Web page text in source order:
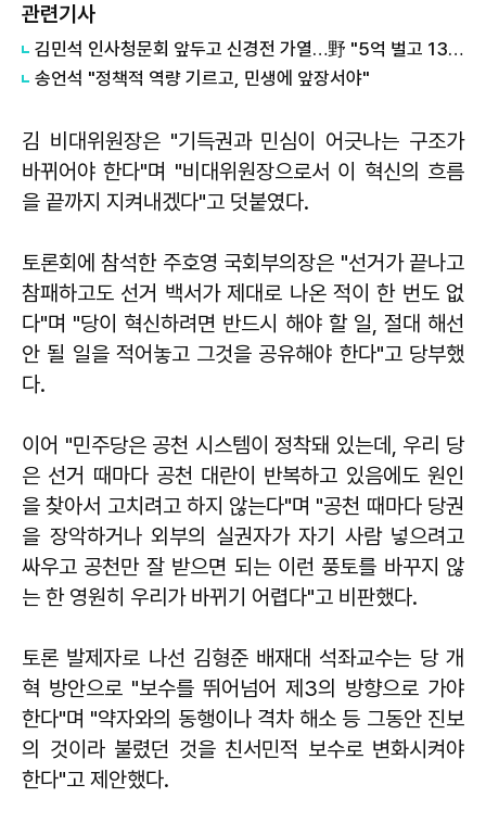
관련기사
김민석 인사청문회 앞두고 신경전 가열…野 "5억 벌고 13억 써" vs 與 "소명 가능"
송언석 "정책적 역량 기르고, 민생에 앞장서야"
김 비대위원장은 "기득권과 민심이 어긋나는 구조가
바뀌어야 한다"며 "비대위원장으로서 이 혁신의 흐름
을 끝까지 지켜내겠다"고 덧붙였다.
토론회에 참석한 주호영 국회부의장은 "선거가 끝나고
참패하고도 선거 백서가 제대로 나온 적이 한 번도 없
다"며 "당이 혁신하려면 반드시 해야 할 일, 절대 해선
안 될 일을 적어놓고 그것을 공유해야 한다"고 당부했
다.
이어 "민주당은 공천 시스템이 정착돼 있는데, 우리 당
은 선거 때마다 공천 대란이 반복하고 있음에도 원인
을 찾아서 고치려고 하지 않는다"며 "공천 때마다 당권
을 장악하거나 외부의 실권자가 자기 사람 넣으려고
싸우고 공천만 잘 받으면 되는 이런 풍토를 바꾸지 않
는 한 영원히 우리가 바뀌기 어렵다"고 비판했다.
토론 발제자로 나선 김형준 배재대 석좌교수는 당 개
혁 방안으로 "보수를 뛰어넘어 제3의 방향으로 가야
한다"며 "약자와의 동행이나 격차 해소 등 그동안 진보
의 것이라 불렸던 것을 친서민적 보수로 변화시켜야
한다"고 제안했다.